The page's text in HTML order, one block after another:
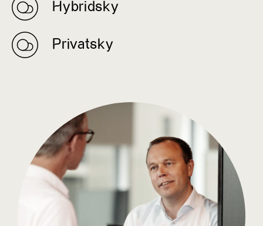
Hybridsky
Privatsky